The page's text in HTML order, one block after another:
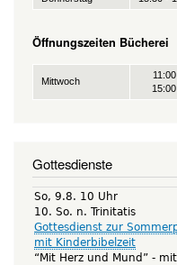
Öffnungszeiten Bücherei
Mittwoch
Gottesdienste
So, 9.8. 10 Uhr
10. So. n. Trinitatis
Gottesdienst zur
mit Kinderbibelzeit
“Mit Herz und Mund” -